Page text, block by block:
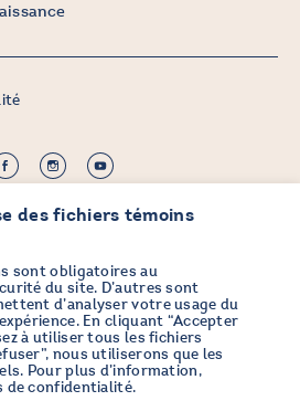
Branding, Design & Com.
NOUVELLES EN
À L’INFOLETTRE
des fichiers témoins
sont obligatoires au
du site. D’autres sont
d’analyser votre usage du
En cliquant “Accepter
à utiliser tous les fichiers
nous utiliserons que les
Pour plus d’information,
de confidentialité.